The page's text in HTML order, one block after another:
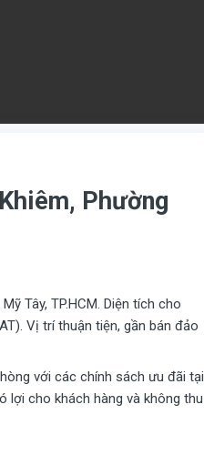
Phường
Tây, TP.HCM. Diện tích cho
Vị trí thuận tiện, gần bán đảo
với các chính sách ưu đãi tại
lợi cho khách hàng và không thu